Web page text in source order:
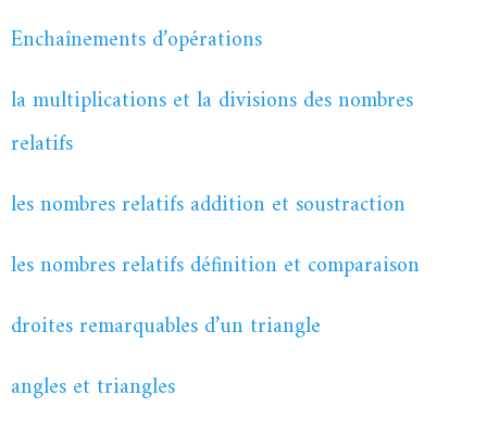
Enchaînements d’opérations
la multiplications et la divisions des nombres
relatifs
les nombres relatifs addition et soustraction
les nombres relatifs définition et comparaison
droites remarquables d’un triangle
angles et triangles